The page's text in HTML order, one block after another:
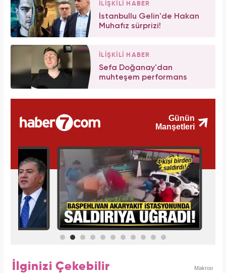
İLİŞKİLİ HABER
İstanbullu Gelin'de Hakan
Muhafız sürprizi!
İLİŞKİLİ HABER
Sefa Doğanay'dan
muhteşem performans
İlginizi Çekebilir Makroo